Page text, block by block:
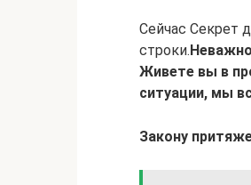
Сейчас Секрет
строки.
Живете вы в
ситуации, мы
Закону